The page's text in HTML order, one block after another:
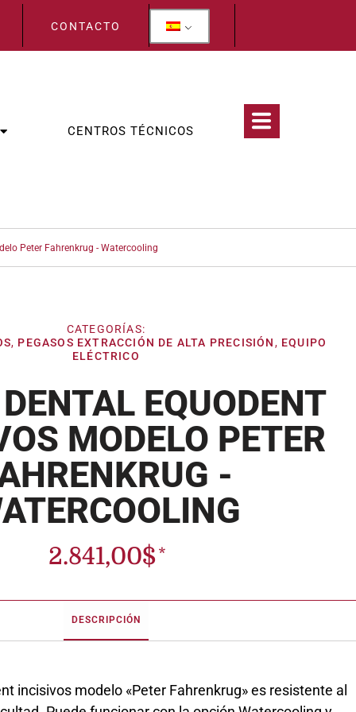
CONTACTO
CENTROS TÉCNICOS
Peter Fahrenkrug - Watercooling
CATEGORÍAS:
, PEGASOS EXTRACCIÓN DE ALTA PRECISIÓN, EQUIPO
ELÉCTRICO
EQUODENT
MODELO PETER
-
2.841,00$
DESCRIPCIÓN
incisivos modelo «Peter Fahrenkrug» es resistente al